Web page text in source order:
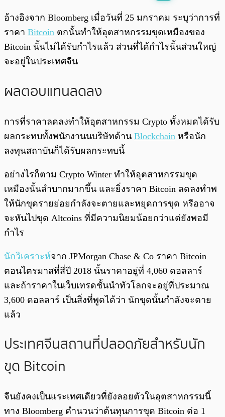
0:00
อ้างอิงจาก Bloomberg เมื่อวันที่ 25 มกราคม ระบุว่าการที่
ราคา Bitcoin ตกนั้นทำให้อุตสาหกรรมขุดเหมืองของ
Bitcoin นั้นไม่ได้รับกำไรแล้ว ส่วนที่ได้กำไรนั้นส่วนใหญ่
จะอยู่ในประเทศจีน
ผลตอบแทนลดลง
การที่ราคาลดลงทำให้อุตสาหกรรม Crypto ทั้งหมดได้รับ
ผลกระทบทั้งพนักงานนบริษัทด้าน Blockchain หรือนัก
ลงทุนสถาบันก็ได้รับผลกระทบนี้
อย่างไรก็ตาม Crypto Winter ทำให้อุตสาหกรรมขุด
เหมืองนั้นลำบากมากขึ้น และยิ่งราคา Bitcoin ลดลงทำพ
ให้นักขุดรายย่อยกำลังจะตายและหยุดการขุด หรืออาจ
จะหันไปขุด Altcoins ที่มีความนิยมน้อยกว่าแต่ยังพอมี
กำไร
นักวิเคราะห์จาก JPMorgan Chase & Co ราคา Bitcoin
ตอนไตรมาสที่สี่ปี 2018 นั้นราคาอยู่ที่ 4,060 ดอลลาร์
และถ้าราคาในเว็บเทรดชั้นนำทัวโลกจะอยู่ที่ประมาณ
3,600 ดอลลาร์ เป็นสิ่งที่พูดได้ว่า นักขุดนั้นกำลังจะตาย
แล้ว
ประเทศจีนสถานที่ปลอดภัยสำหรับนัก
ขุด Bitcoin
จีนยังคงเป็นแระเทศเดียวที่ยังลอยตัวในอุตสาหกรรมนี้
ทาง Bloomberg คำนวนว่าต้นทุนการขุด Bitcoin ต่อ 1